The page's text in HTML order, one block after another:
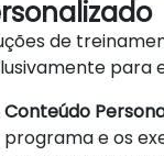
de
para
Conteúdo
programa e os